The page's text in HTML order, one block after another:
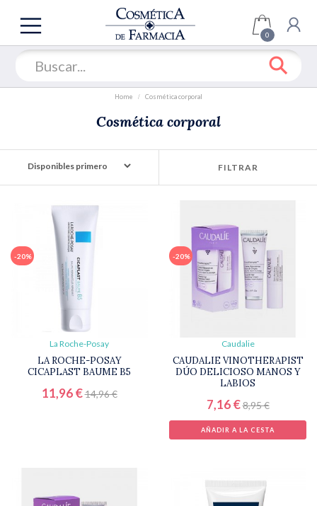
0
TODAS
LAS
SECCIONES
COFRES
SOLARES
CABELLO
MAQUILLAJE
FRAGANCIA
HOMBRE
PREOCUPACIÓN
Home Cosmética corporal
Cosmética corporal
FILTRAR
-20%
La Roche-Posay
LA ROCHE-POSAY
CICAPLAST BAUME B5
11,96 €14,96 €
-20%
Caudalie
CAUDALIE VINOTHERAPIST
DÚO DELICIOSO MANOS Y
LABIOS
7,16 €8,95 €
AÑADIR A LA CESTA